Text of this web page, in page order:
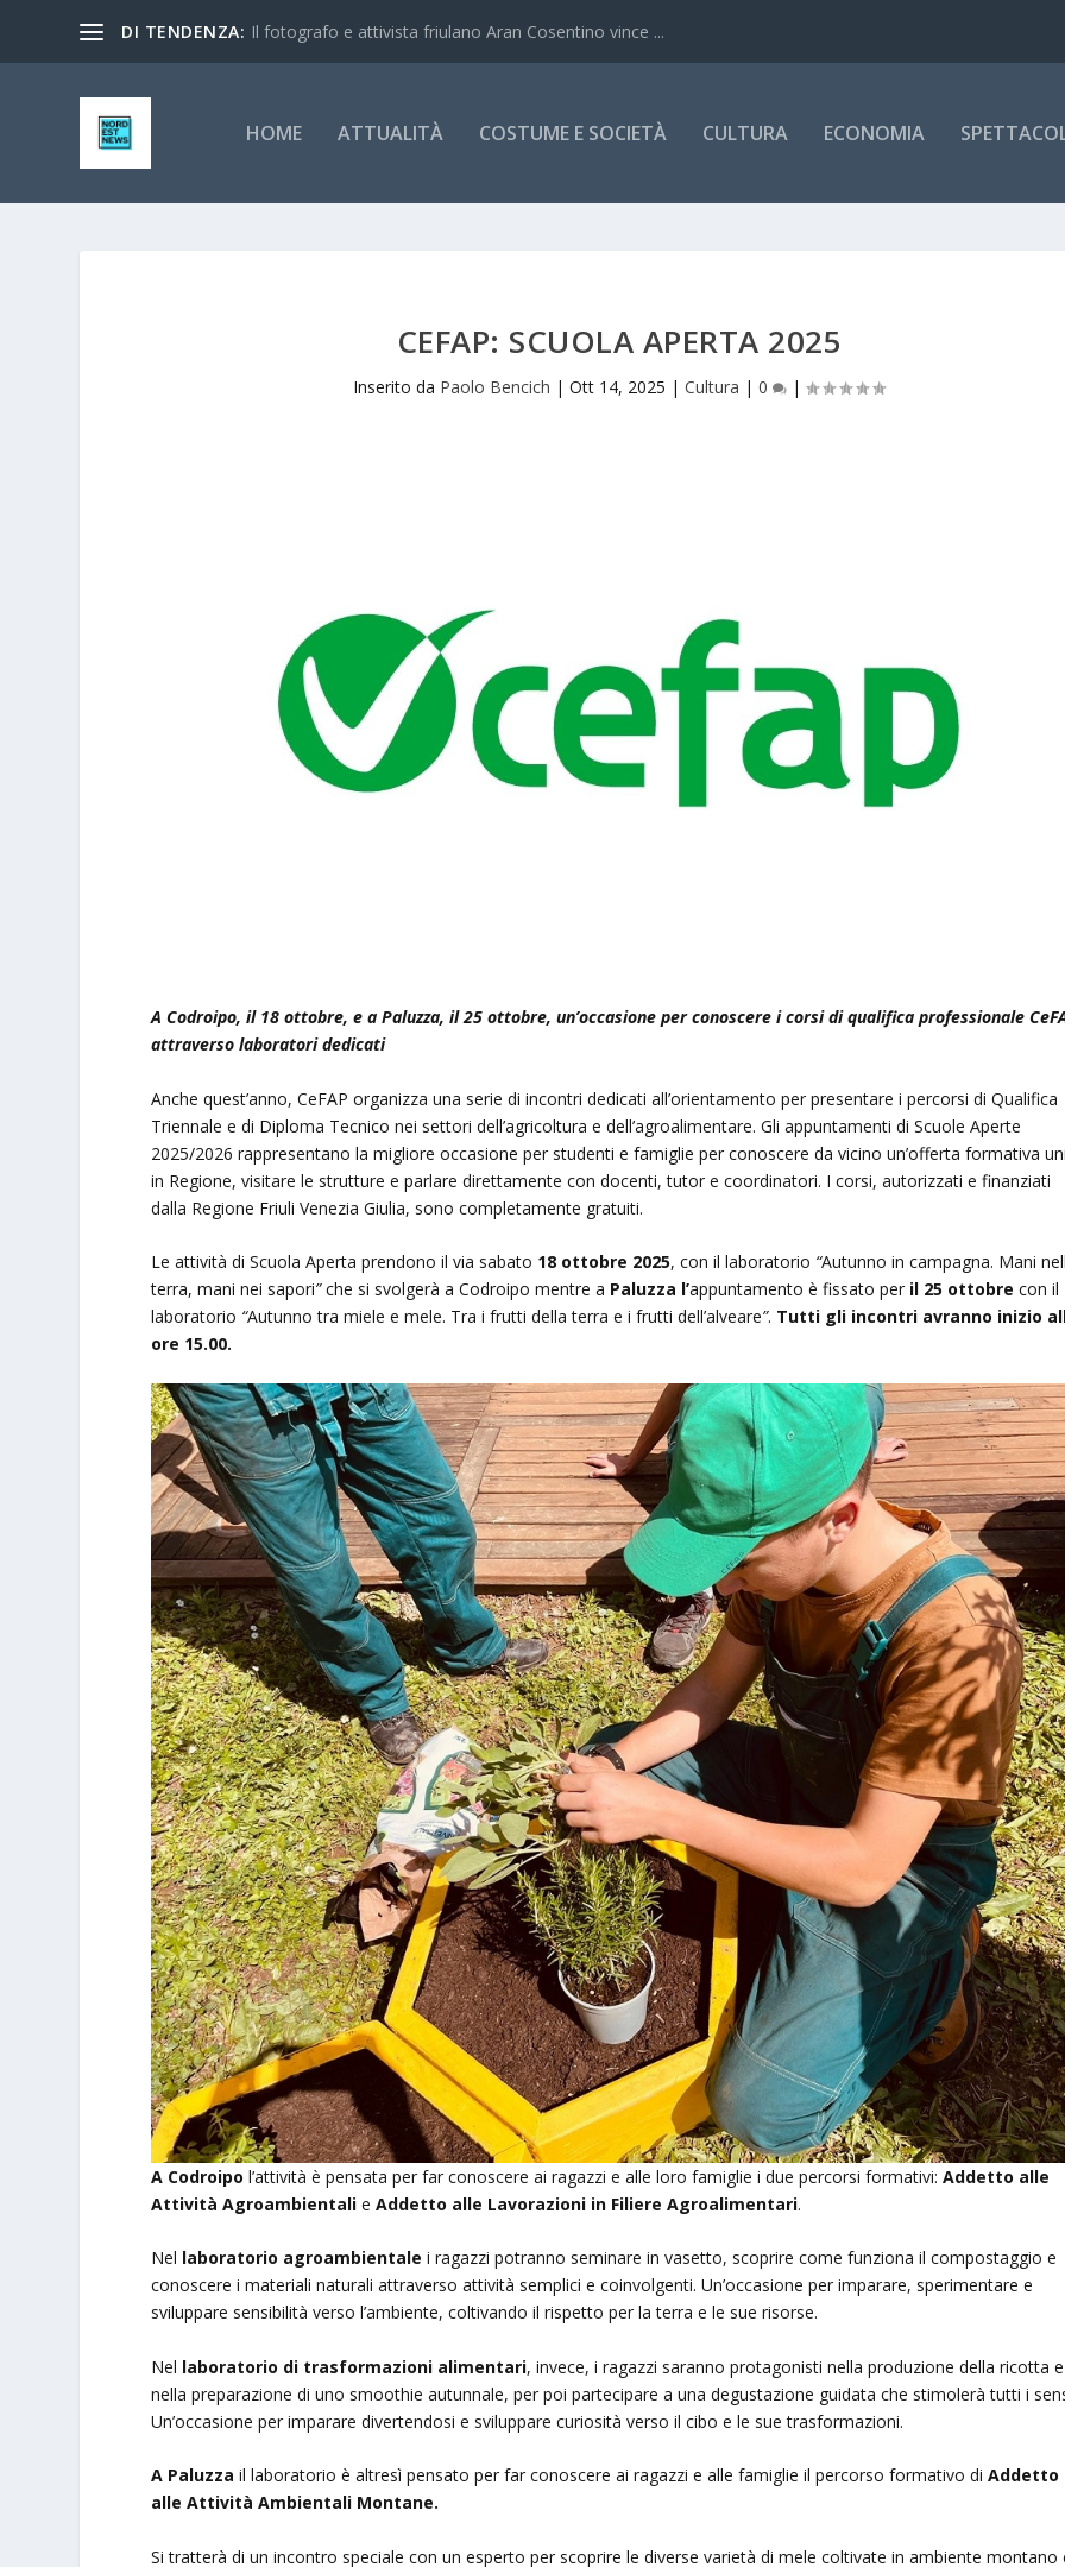
DI TENDENZA: Il fotografo e attivista friulano Aran Cosentino vince ...
HOME ATTUALITÀ COSTUME E SOCIETÀ CULTURA ECONOMIA
CEFAP: SCUOLA APERTA 2025
Inserito da Paolo Bencich |Ott 14, 2025 |Cultura |0 |
A Codroipo, il 18 ottobre, e a Paluzza, il 25 ottobre, un’occasione per conoscere i corsi di qualifica professionale
attraverso laboratori dedicati
Anche quest’anno, CeFAP organizza una serie di incontri dedicati all’orientamento per presentare i percorsi di Qualifica
Triennale e di Diploma Tecnico nei settori dell’agricoltura e dell’agroalimentare. Gli appuntamenti di Scuole Aperte
2025/2026 rappresentano la migliore occasione per studenti e famiglie per conoscere da vicino un’offerta formativa
in Regione, visitare le strutture e parlare direttamente con docenti, tutor e coordinatori. I corsi, autorizzati e finanziati
dalla Regione Friuli Venezia Giulia, sono completamente gratuiti.
Le attività di Scuola Aperta prendono il via sabato 18 ottobre 2025, con il laboratorio “Autunno in campagna. Mani
terra, mani nei sapori”che si svolgerà a Codroipo mentre a Paluzza l’appuntamento è fissato per il 25 ottobrecon il
laboratorio “Autunno tra miele e mele. Tra i frutti della terra e i frutti dell’alveare”. Tutti gli incontri avranno inizio
ore 15.00.
A Codroipo l’attività è pensata per far conoscere ai ragazzi e alle loro famiglie i due percorsi formativi:Addetto alle
Attività AgroambientalieAddetto alle Lavorazioni in Filiere Agroalimentari.
Nel laboratorio agroambientale i ragazzi potranno seminare in vasetto, scoprire come funziona il compostaggio e
conoscere i materiali naturali attraverso attività semplici e coinvolgenti. Un’occasione per imparare, sperimentare e
sviluppare sensibilità verso l’ambiente, coltivando il rispetto per la terra e le sue risorse.
Nel laboratorio di trasformazioni alimentari, invece, i ragazzi saranno protagonisti nella produzione della ricotta e
nella preparazione di uno smoothie autunnale, per poi partecipare a una degustazione guidata che stimolerà tutti i
Un’occasione per imparare divertendosi e sviluppare curiosità verso il cibo e le sue trasformazioni.
A Paluzza il laboratorio è altresì pensato per far conoscere ai ragazzi e alle famiglie il percorso formativo di Addetto
alle Attività Ambientali Montane.
Si tratterà di un incontro speciale con un esperto per scoprire le diverse varietà di mele coltivate in ambiente montano